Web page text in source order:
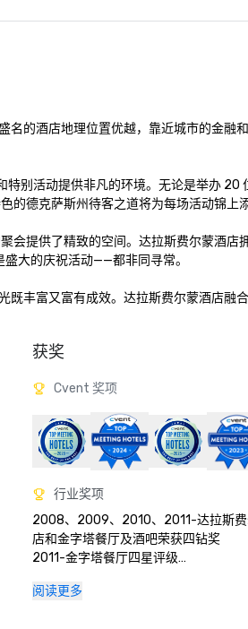
名的酒店地理位置优越，靠近城市的金融
别活动提供非凡的环境。无论是举办 20
德克萨斯州待客之道将为每场活动锦上添
会提供了精致的空间。达拉斯费尔蒙酒店
大的庆祝活动——都非同寻常。
既丰富又富有成效。达拉斯费尔蒙酒店融
获奖
Cvent 奖项
行业奖项
2008、2009、2010、2011-达拉斯
店和金字塔餐厅及酒吧荣获四钻奖
2011-金字塔餐厅四星评级
酒店
阅读更多